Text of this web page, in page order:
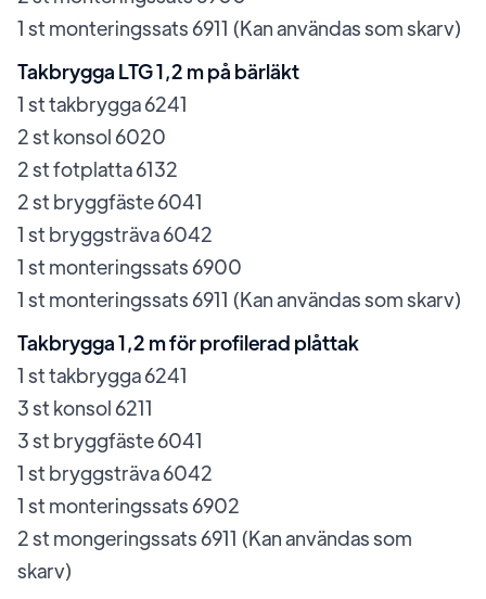
1 st monteringssats 6911 (Kan användas som skarv)
Takbrygga LTG 1,2 m på bärläkt
1 st takbrygga 6241
2 st konsol 6020
2 st fotplatta 6132
2 st bryggfäste 6041
1 st bryggsträva 6042
1 st monteringssats 6900
1 st monteringssats 6911 (Kan användas som skarv)
Takbrygga 1,2 m för profilerad plåttak
1 st takbrygga 6241
3 st konsol 6211
3 st bryggfäste 6041
1 st bryggsträva 6042
1 st monteringssats 6902
2 st mongeringssats 6911 (Kan användas som
skarv)